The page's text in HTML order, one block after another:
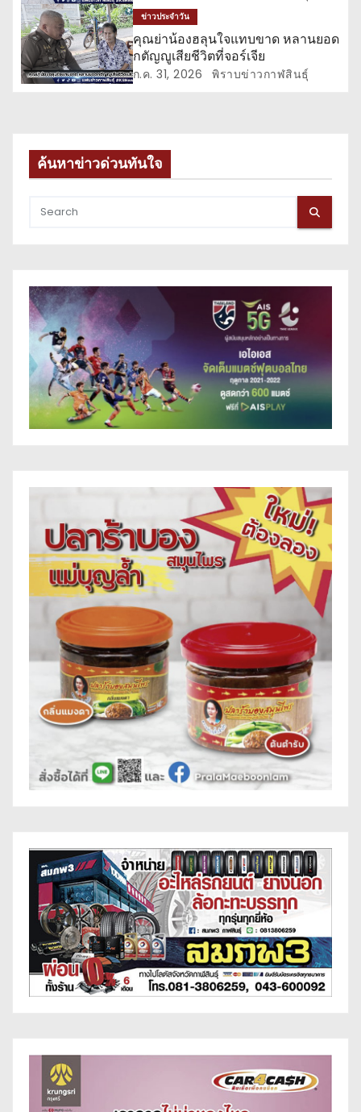
อ
ง
ข่าวประจำวัน
คุณย่าน้องฮลุนใจแทบขาด หลานยอด
กตัญญูเสียชีวิตที่จอร์เจีย
ก.ค. 31, 2026 พิราบข่าวกาฬสินธุ์
ค้นหาข่าวด่วนทันใจ